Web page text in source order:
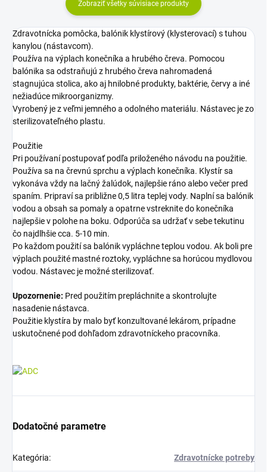
Zobraziť všetky súvisiace produkty
Zdravotnícka pomôcka, balónik klystírový (klysterovací) s tuhou
kanylou (nástavcom).
Používa na výplach konečníka a hrubého čreva. Pomocou
balónika sa odstraňujú z hrubého čreva nahromadená
stagnujúca stolica, ako aj hnilobné produkty, baktérie, červy a iné
nežiadúce mikroorganizmy.
Vyrobený je z veľmi jemného a odolného materiálu. Nástavec je zo
sterilizovateľného plastu.
Použitie
Pri používaní postupovať podľa priloženého návodu na použitie.
Používa sa na črevnú sprchu a výplach konečníka. Klystír sa
vykonáva vždy na lačný žalúdok, najlepšie ráno alebo večer pred
spaním. Pripraví sa približne 0,5 litra teplej vody. Naplní sa balónik
vodou a obsah sa pomaly a opatrne vstreknite do konečníka
najlepšie v polohe na boku. Odporúča sa udržať v sebe tekutinu
čo najdlhšie cca. 5-10 min.
Po každom použití sa balónik vypláchne teplou vodou. Ak boli pre
výplach použité mastné roztoky, vypláchne sa horúcou mydlovou
vodou. Nástavec je možné sterilizovať.
Upozornenie: Pred použitím prepláchnite a skontrolujte
nasadenie nástavca.
Použitie klystíra by malo byť konzultované lekárom, prípadne
uskutočnené pod dohľadom zdravotníckeho pracovníka.
Dodatočné parametre
Kategória: Zdravotnícke potreby